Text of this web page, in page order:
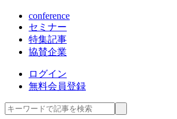
conference
セミナー
特集記事
協賛企業
ログイン
無料会員登録